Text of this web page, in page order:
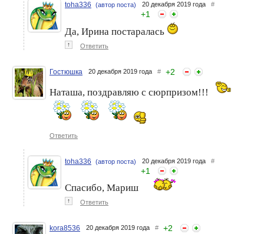
toha336 (автор поста) 20 декабря 2019 года #
+1
Да, Ирина постаралась
↑ Ответить
Гостюшка 20 декабря 2019 года # +2
Наташа, поздравляю с сюрпризом!!!
Ответить
toha336 (автор поста) 20 декабря 2019 года #
+1
Спасибо, Мариш
↑ Ответить
kora8536 20 декабря 2019 года # +2